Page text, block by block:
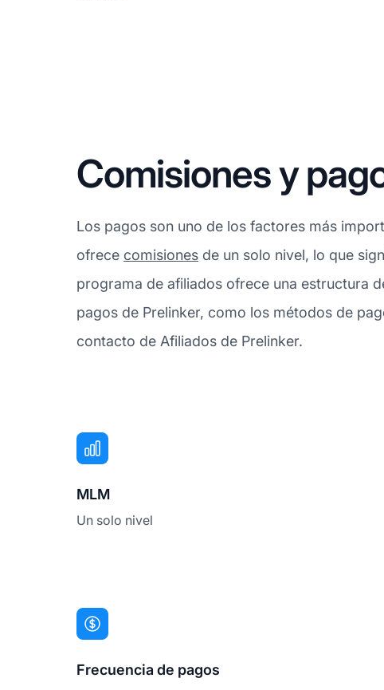
Comisiones y
Los pagos son uno de los factores más
ofrece comisiones de un solo nivel, lo que
programa de afiliados ofrece una estructura
pagos de Prelinker, como los métodos de
contacto de Afiliados de Prelinker.
MLM
Un solo nivel
Frecuencia de pagos